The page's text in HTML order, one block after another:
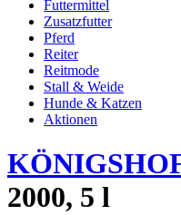
Futtermittel
Zusatzfutter
Pferd
Reiter
Reitmode
Stall & Weide
Hunde & Katzen
Aktionen
2000, 5 l